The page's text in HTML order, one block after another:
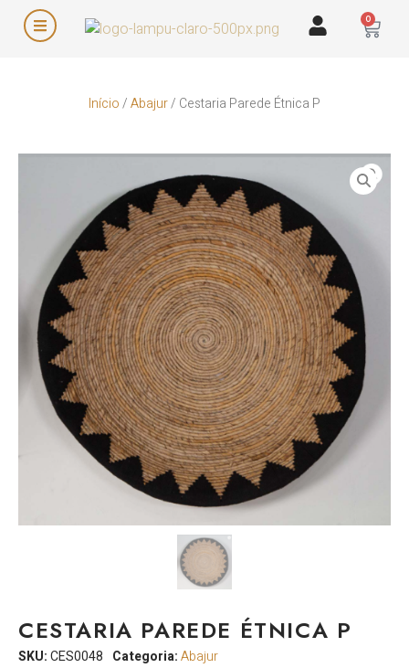
0
Início/Abajur/ Cestaria Parede Étnica P
CESTARIA PAREDE ÉTNICA P
SKU:CES0048 Categoria:Abajur